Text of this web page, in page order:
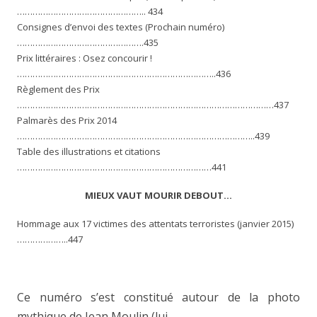
………………………………………….. 434
Consignes d’envoi des textes (Prochain numéro)
………………………………………….435
Prix littéraires : Osez concourir !
…………………………………………………………………..436
Règlement des Prix
………………………………………………………………………………………437
Palmarès des Prix 2014
………………………………………………………………………………..439
Table des illustrations et citations
…………………………………………………………………441
MIEUX VAUT MOURIR DEBOUT…
Hommage aux 17 victimes des attentats terroristes (janvier 2015)
………………..447
Ce numéro s’est constitué autour de la photo